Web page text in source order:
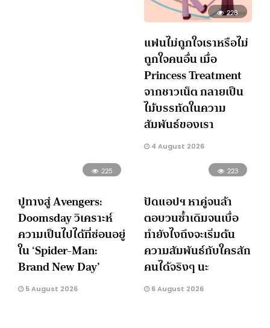
228
แฟนไม่ถูกใจเราหรือไม่
ถูกใจคนอื่น เมื่อ
Princess Treatment
จากชาวเน็ต กลายเป็น
ไม้บรรทัดในความ
สัมพันธ์ของเรา
4 August 2026
225
ปูทางสู่ Avengers:
Doomsday วิเคราะห์
ความเป็นไปได้ที่ซ่อนอยู่
ใน ‘Spider-Man:
Brand New Day’
5 August 2026
223
ปัดแอปฯ หาคู่จนล้า
ตอบวนซ้ำเดิมจนเบื่อ
ทำยังไงถึงจะเริ่มต้น
ความสัมพันธ์กับใครสัก
คนได้จริงๆ นะ
6 August 2026